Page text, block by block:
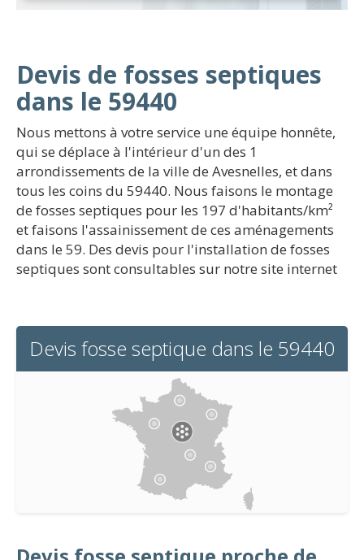
Devis de fosses septiques
dans le 59440
Nous mettons à votre service une équipe honnête,
qui se déplace à l'intérieur d'un des 1
arrondissements de la ville de Avesnelles, et dans
tous les coins du 59440. Nous faisons le montage
de fosses septiques pour les 197 d'habitants/km²
et faisons l'assainissement de ces aménagements
dans le 59. Des devis pour l'installation de fosses
septiques sont consultables sur notre site internet
Devis fosse septique dans le 59440